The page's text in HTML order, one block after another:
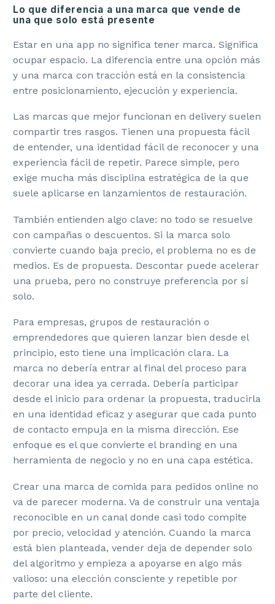
Lo que diferencia a una marca que vende de
una que solo está presente
Estar en una app no significa tener marca. Significa
ocupar espacio. La diferencia entre una opción más
y una marca con tracción está en la consistencia
entre posicionamiento, ejecución y experiencia.
Las marcas que mejor funcionan en delivery suelen
compartir tres rasgos. Tienen una propuesta fácil
de entender, una identidad fácil de reconocer y una
experiencia fácil de repetir. Parece simple, pero
exige mucha más disciplina estratégica de la que
suele aplicarse en lanzamientos de restauración.
También entienden algo clave: no todo se resuelve
con campañas o descuentos. Si la marca solo
convierte cuando baja precio, el problema no es de
medios. Es de propuesta. Descontar puede acelerar
una prueba, pero no construye preferencia por sí
solo.
Para empresas, grupos de restauración o
emprendedores que quieren lanzar bien desde el
principio, esto tiene una implicación clara. La
marca no debería entrar al final del proceso para
decorar una idea ya cerrada. Debería participar
desde el inicio para ordenar la propuesta, traducirla
en una identidad eficaz y asegurar que cada punto
de contacto empuja en la misma dirección. Ese
enfoque es el que convierte el branding en una
herramienta de negocio y no en una capa estética.
Crear una marca de comida para pedidos online no
va de parecer moderna. Va de construir una ventaja
reconocible en un canal donde casi todo compite
por precio, velocidad y atención. Cuando la marca
está bien planteada, vender deja de depender solo
del algoritmo y empieza a apoyarse en algo más
valioso: una elección consciente y repetible por
parte del cliente.